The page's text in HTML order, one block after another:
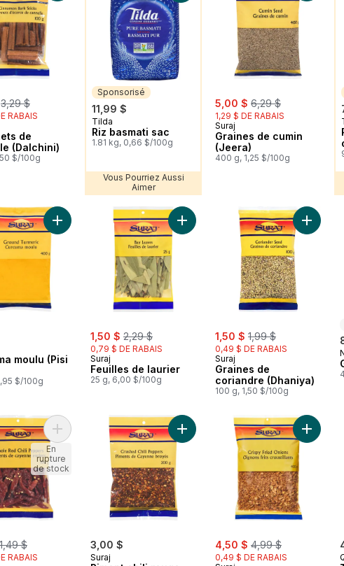
, formerly:
3,29 $
RABAIS
de
(Dalchini)
$/100g
Sponsorisé
11,99 $
Sponsorisé
Tilda
Riz basmati sac
1.81 kg, 0,66 $/100g
Vous Pourriez Aussi
Aimer
sale:
5,00 $ , formerly:
6,29 $
1,29 $ DE RABAIS
Suraj
Graines de cumin
(Jeera)
400 g, 1,25 $/100g
moulu (Pisi
$/100g
Ajouter Curcuma moulu (Pisi Haldi) au panier
sale:
1,50 $ , formerly:
2,29 $
0,79 $ DE RABAIS
Suraj
Feuilles de laurier
25 g, 6,00 $/100g
Ajouter Feuilles de laurier au panier
sale:
1,50 $ , formerly:
1,99 $
0,49 $ DE RABAIS
Suraj
Graines de
coriandre (Dhaniya)
100 g, 1,50 $/100g
Ajouter
, formerly:
1,49 $
RABAIS
Ajouter Piments forts rouges (Lal Mirch) au panier
En
rupture
de stock
3,00 $
Suraj
Ajouter Piment chili rouge broyé
sale:
4,50 $ , formerly:
4,99 $
0,49 $ DE RABAIS
Ajouter